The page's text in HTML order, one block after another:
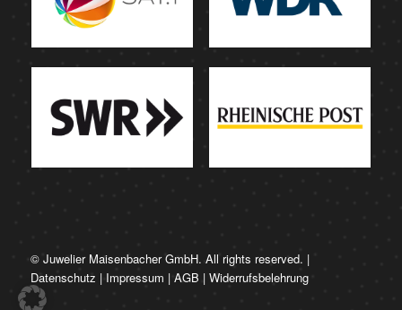
© Juwelier Maisenbacher GmbH. All rights reserved. |
Datenschutz | Impressum | AGB | Widerrufsbelehrung